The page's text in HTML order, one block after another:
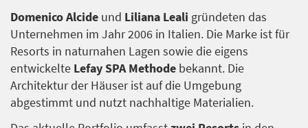
Domenico Alcide und Liliana Leali gründeten das
Unternehmen im Jahr 2006 in Italien. Die Marke ist für
Resorts in naturnahen Lagen sowie die eigens
entwickelte Lefay SPA Methode bekannt. Die
Architektur der Häuser ist auf die Umgebung
abgestimmt und nutzt nachhaltige Materialien.